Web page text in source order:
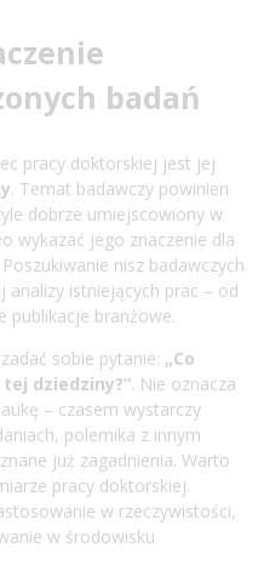
badań
pracy doktorskiej jest jej
. Temat badawczy powinien
dobrze umiejscowiony w
wykazać jego znaczenie dla
nisz badawczych
istniejących prac – od
publikacje branżowe.
sobie pytanie: „Co
dziedziny?”. Nie oznacza
– czasem wystarczy
polemika z innym
już zagadnienia. Warto
pracy doktorskiej.
w rzeczywistości,
w środowisku